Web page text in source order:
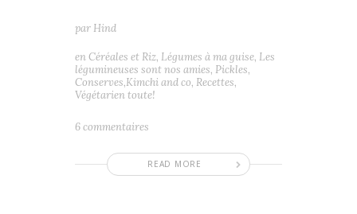
READ MORE
par Hind
enCéréales et Riz, Légumes à ma guise, Les
légumineuses sont nos amies, Pickles,
Conserves,Kimchi and co, Recettes,
Végétarien toute!
6 commentaires